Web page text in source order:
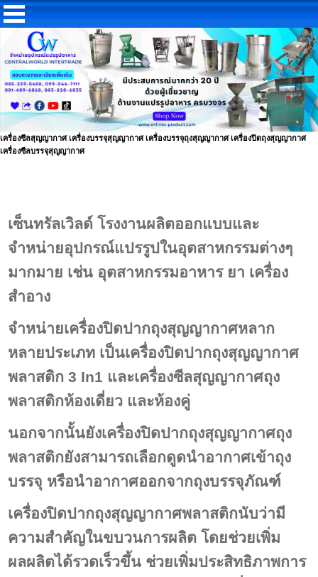
เครื่องซีลสุญญากาศ เครื่องบรรจุสุญญากาศ เครื่องบรรจุถุงสุญญากาศ เครื่องปิดถุงสุญญากาศ
เครื่องซีลบรรจุสุญญากาศ
เซ็นทรัลเวิลด์ โรงงานผลิตออกแบบและ
จำหน่ายอุปกรณ์แปรรูปในอุตสาหกรรมต่างๆ
มากมาย เช่น อุตสาหกรรมอาหาร ยา เครื่อง
สำอาง
จำหน่ายเครื่องปิดปากถุงสุญญากาศหลาก
หลายประเภท เป็นเครื่องปิดปากถุงสุญญากาศ
พลาสติก 3 In1 และเครื่องซีลสุญญากาศถุง
พลาสติกห้องเดี่ยว และห้องคู่
นอกจากนั้นยังเครื่องปิดปากถุงสุญญากาศถุง
พลาสติกยังสามารถเลือกดูดนำอากาศเข้าถุง
บรรจุ หรือนำอากาศออกจากถุงบรรจุภัณฑ์
เครื่องปิดปากถุงสุญญากาศพลาสติกนับว่ามี
ความสำคัญในขบวนการผลิต โดยช่วยเพิ่ม
ผลผลิตได้รวดเร็วขึ้น ช่วยเพิ่มประสิทธิภาพการ